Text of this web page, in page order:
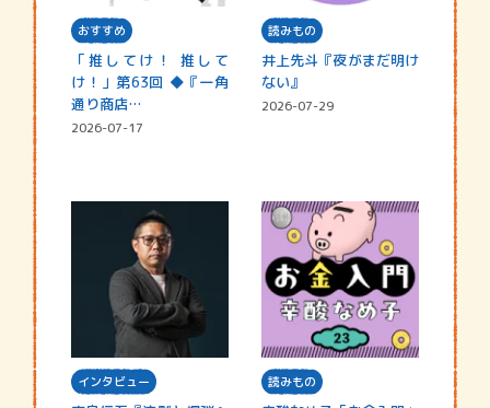
おすすめ
「推してけ！ 推して
け！」第63回 ◆『一角
通り商店…
2026-07-17
読みもの
井上先斗『夜がまだ明け
ない』
2026-07-29
インタビュー 読みもの